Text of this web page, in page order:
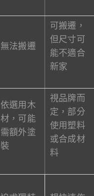
無法搬遷
可搬遷，
但尺寸可
能不適合
新家
依選用木
材，可能
需額外塗
裝
視品牌而
定，部分
使用塑料
或合成材
料